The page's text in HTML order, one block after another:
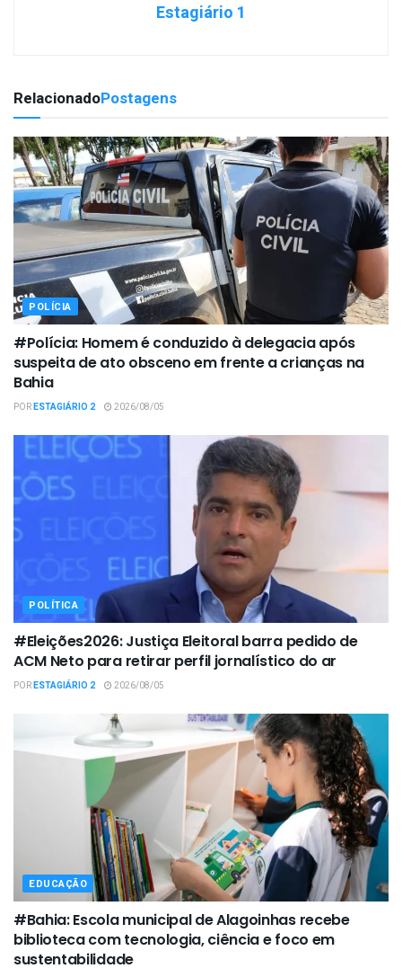
Estagiário 1
RelacionadoPostagens
POLÍCIA
#Polícia: Homem é conduzido à delegacia após
suspeita de ato obsceno em frente a crianças na
Bahia
PORESTAGIÁRIO 2 2026/08/05
POLÍTICA
#Eleições2026: Justiça Eleitoral barra pedido de
ACM Neto para retirar perfil jornalístico do ar
PORESTAGIÁRIO 2 2026/08/05
EDUCAÇÃO
#Bahia: Escola municipal de Alagoinhas recebe
biblioteca com tecnologia, ciência e foco em
sustentabilidade